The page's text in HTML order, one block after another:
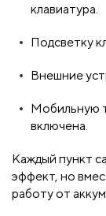
клавиатура.
Подсветку
Внешние
Мобильную
включена.
Каждый пункт
эффект, но
работу от